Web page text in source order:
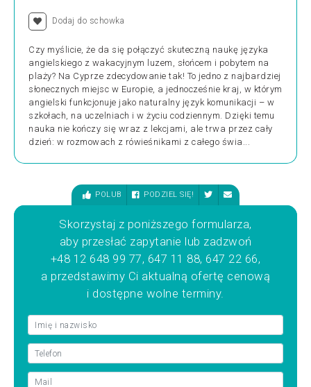
Dodaj do schowka
Czy myślicie, że da się połączyć skuteczną naukę języka
angielskiego z wakacyjnym luzem, słońcem i pobytem na
plaży? Na Cyprze zdecydowanie tak! To jedno z najbardziej
słonecznych miejsc w Europie, a jednocześnie kraj, w którym
angielski funkcjonuje jako naturalny język komunikacji – w
szkołach, na uczelniach i w życiu codziennym. Dzięki temu
nauka nie kończy się wraz z lekcjami, ale trwa przez cały
dzień: w rozmowach z rówieśnikami z całego świa...
POLUB PODZIEL SIĘ!
Skorzystaj z poniższego formularza,
aby przesłać zapytanie lub zadzwoń
+48 12 648 99 77, 647 11 88, 647 22 66,
a przedstawimy Ci aktualną ofertę cenową
i dostępne wolne terminy.